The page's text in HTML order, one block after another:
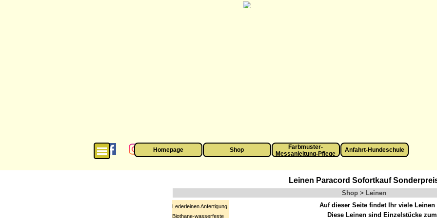
Menü überspringen
Homepage Shop ▼
Farbmuster-
Messanleitung-Pflege
▼
Anfahrt-Hundeschule
Menü überspringen
Leinen Paracord Sofortkauf
Shop > Leinen
Menü überspringen
Lederleinen Anfertigung
Biothane-wasserfeste
Auf dieser Seite findet Ihr viele
Diese Leinen sind Einzelstücke